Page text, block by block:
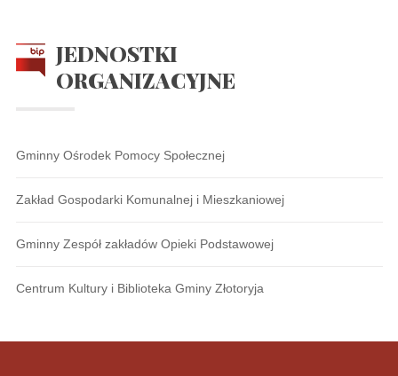
JEDNOSTKI
ORGANIZACYJNE
Gminny Ośrodek Pomocy Społecznej
Zakład Gospodarki Komunalnej i Mieszkaniowej
Gminny Zespół zakładów Opieki Podstawowej
Centrum Kultury i Biblioteka Gminy Złotoryja